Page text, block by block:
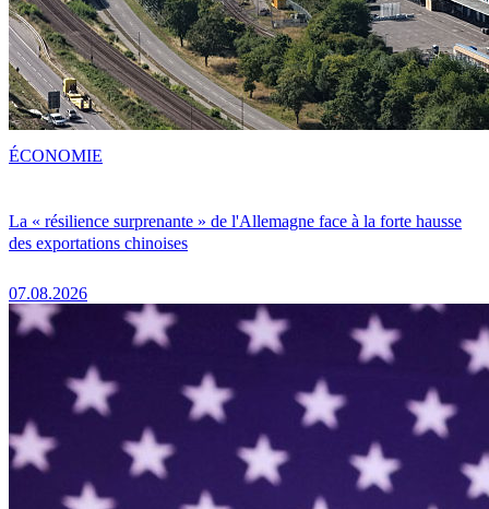
La « résilience surprenante » de l'Allemagne face à la forte hausse
des exportations chinoises
07.08.2026
ÉCONOMIE